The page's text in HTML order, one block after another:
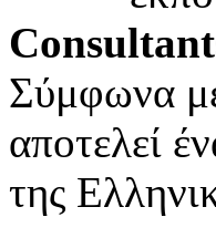
Σύμφωνα
αποτελεί
της